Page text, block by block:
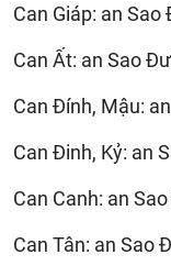
Can Giáp: an
Can Ất: an Sao
Can Đính, Mậu:
Can Đinh, Kỷ: an
Can Canh: an
Can Tân: an Sao